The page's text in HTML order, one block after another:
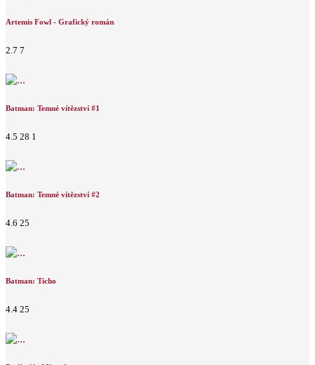
Artemis Fowl - Grafický román
2.7 7
Batman: Temné vítězství #1
4.5 28 1
Batman: Temné vítězství #2
4.6 25
Batman: Ticho
4.4 25